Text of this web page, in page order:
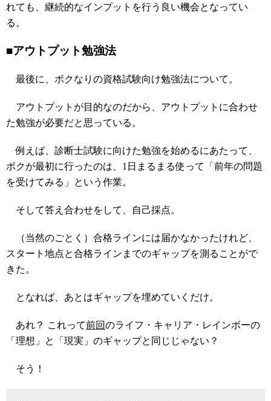
れても、継続的なインプットを行う良い機会となってい
る。
■アウトプット勉強法
最後に、ボクなりの資格試験向け勉強法について。
アウトプットが目的なのだから、アウトプットに合わせ
た勉強が必要だと思っている。
例えば、診断士試験に向けた勉強を始めるにあたって、
ボクが最初に行ったのは、1日まるまる使って「前年の問題
を受けてみる」という作業。
そして答え合わせをして、自己採点。
（当然のごとく）合格ラインには届かなかったけれど、
スタート地点と合格ラインまでのギャップを測ることがで
きた。
となれば、あとはギャップを埋めていくだけ。
あれ？ これって前回のライフ・キャリア・レインボーの
「理想」と「現実」のギャップと同じじゃない？
そう！